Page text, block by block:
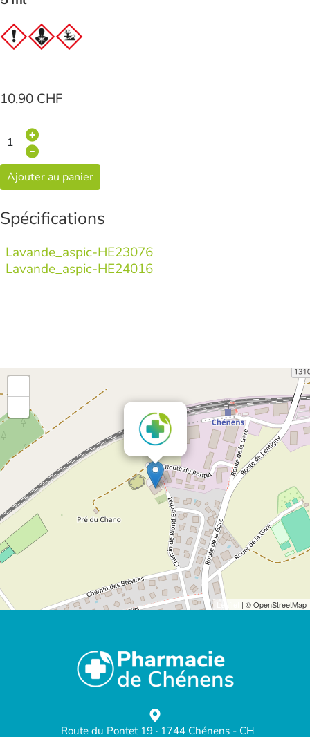
10,90 CHF
Ajouter au panier
Spécifications
Lavande_aspic-HE23076
Lavande_aspic-HE24016
| © OpenStreetMap
Route du Pontet 19 · 1744 Chénens - CH